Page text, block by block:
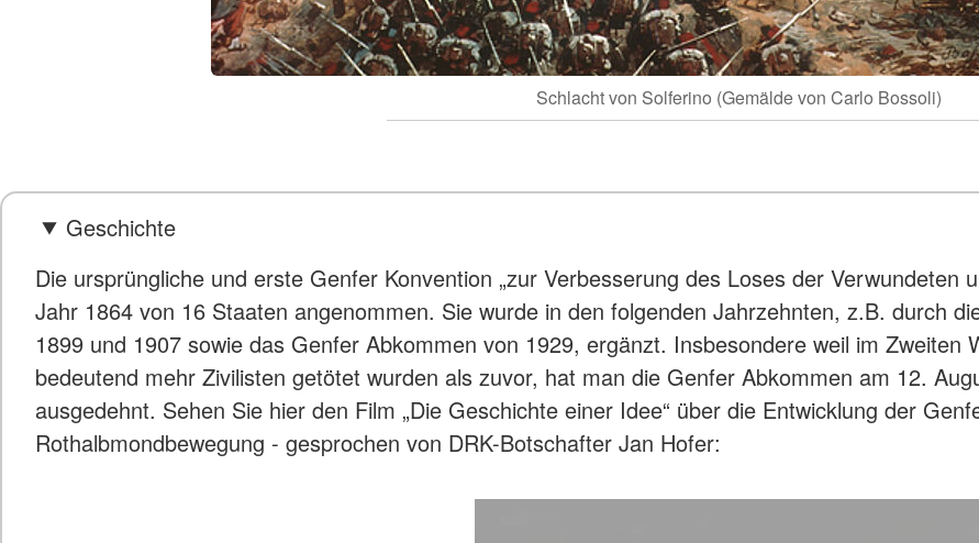
Schlacht von Solferino (Gemälde von Carlo Bossoli)
Geschichte
Die ursprüngliche und erste Genfer Konvention „zur Verbesserung des Loses der Verwundeten
Jahr 1864 von 16 Staaten angenommen. Sie wurde in den folgenden Jahrzehnten, z.B. durch
1899 und 1907 sowie das Genfer Abkommen von 1929, ergänzt. Insbesondere weil im Zweiten
bedeutend mehr Zivilisten getötet wurden als zuvor, hat man die Genfer Abkommen am 12.
ausgedehnt. Sehen Sie hier den Film „Die Geschichte einer Idee“ über die Entwicklung der
Rothalbmondbewegung - gesprochen von DRK-Botschafter Jan Hofer: